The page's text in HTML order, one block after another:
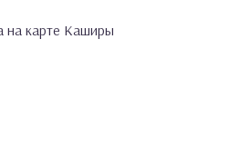
карте Каширы